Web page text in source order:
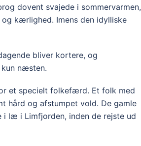
dovent svajede i sommervarmen,
kærlighed. Imens den idylliske
bliver kortere, og
næsten.
et specielt folkefærd. Et folk med
hård og afstumpet vold. De gamle
i læ i Limfjorden, inden de rejste ud